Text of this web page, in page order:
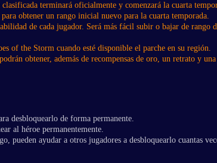
terminará oficialmente y comenzará la cuarta
obtener un rango inicial nuevo para la cuarta temporada.
de cada jugador. Será más fácil subir o bajar de rango
of the Storm cuando esté disponible el parche en su región.
obtener, además de recompensas de oro, un retrato y
desbloquearlo de forma permanente.
al héroe permanentemente.
pueden ayudar a otros jugadores a desbloquearlo cuantas